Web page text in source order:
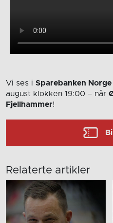
Vi ses i Sparebanken
august klokken 19:00 – når
Fjellhammer!
Relaterte artikler